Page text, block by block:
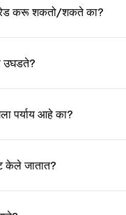
करू शकतो/शकते का?
उघडते?
पर्याय आहे का?
केले जातात?